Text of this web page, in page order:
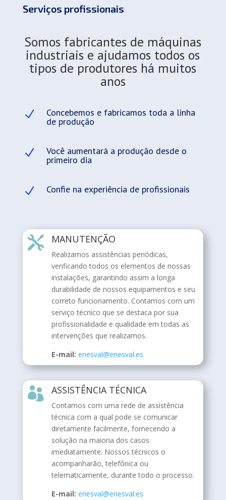
Serviços profissionais
Somos fabricantes de máquinas
industriais e ajudamos todos os
tipos de produtores há muitos
anos
N Concebemos e fabricamos toda a linha
de produção
N Você aumentará a produção desde o
primeiro dia
N Confie na experiência de profissionais
 MANUTENÇÃO
Realizamos assistências periódicas,
verificando todos os elementos de nossas
instalações, garantindo assim a longa
durabilidade de nossos equipamentos e seu
correto funcionamento. Contamos com um
serviço técnico que se destaca por sua
profissionalidade e qualidade em todas as
intervenções que realizamos.
E-mail: enesval@enesval.es
 ASSISTÊNCIA TÉCNICA
Contamos com uma rede de assistência
técnica com a qual pode se comunicar
diretamente facilmente, fornecendo a
solução na maioria dos casos
imediatamente. Nossos técnicos o
acompanharão, telefônica ou
telematicamente, durante todo o processo.
E-mail: enesval@enesval.es